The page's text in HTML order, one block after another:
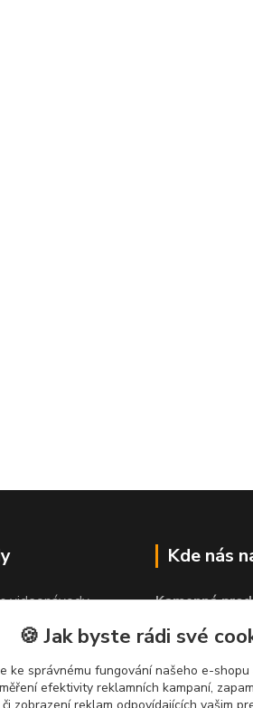
videonávody
Kde nás
Kamenná
Hlinská 579
370 01 České
🍪 Jak byste rádi své
ke správnému fungování našeho e-
efektivity reklamních kampaní,